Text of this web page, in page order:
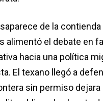
de la contienda
alimentó el debate en
hacia una política
El texano llegó a
sin permiso dejara